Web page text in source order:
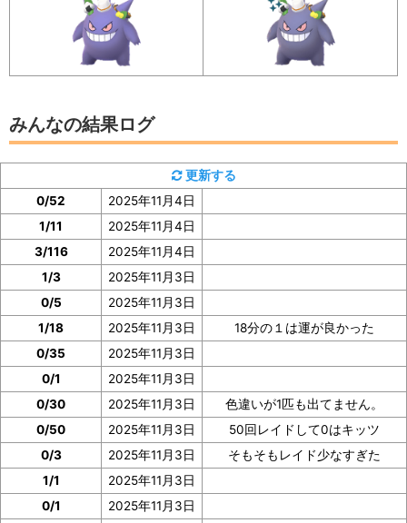
イベント参加前に図鑑の「見つけた数」をスク
ショ、またはメモしておくと便利
ゲンガー(ハロウィン2023)の「見つけた数」は、ゲン
ガー(ハロウィン2023)の図鑑ページで確認できます。
イベント参加前に図鑑の「見つけた数」の部分のスクシ
ョを撮っておいたり、メモしておくと便利です。
ぜひご協力をお願いいたします。
みんなの結果ログ
更新する
0/52
2025年11月4日
1/11
2025年11月4日
3/116
2025年11月4日
1/3
2025年11月3日
0/5
2025年11月3日
1/18
2025年11月3日
18分の１は運が良かった
0/35
2025年11月3日
0/1
2025年11月3日
0/30
2025年11月3日
色違いが1匹も出てません。
0/50
2025年11月3日
50回レイドして0はキッツ
0/3
2025年11月3日
そもそもレイド少なすぎた
1/1
2025年11月3日
0/1
2025年11月3日